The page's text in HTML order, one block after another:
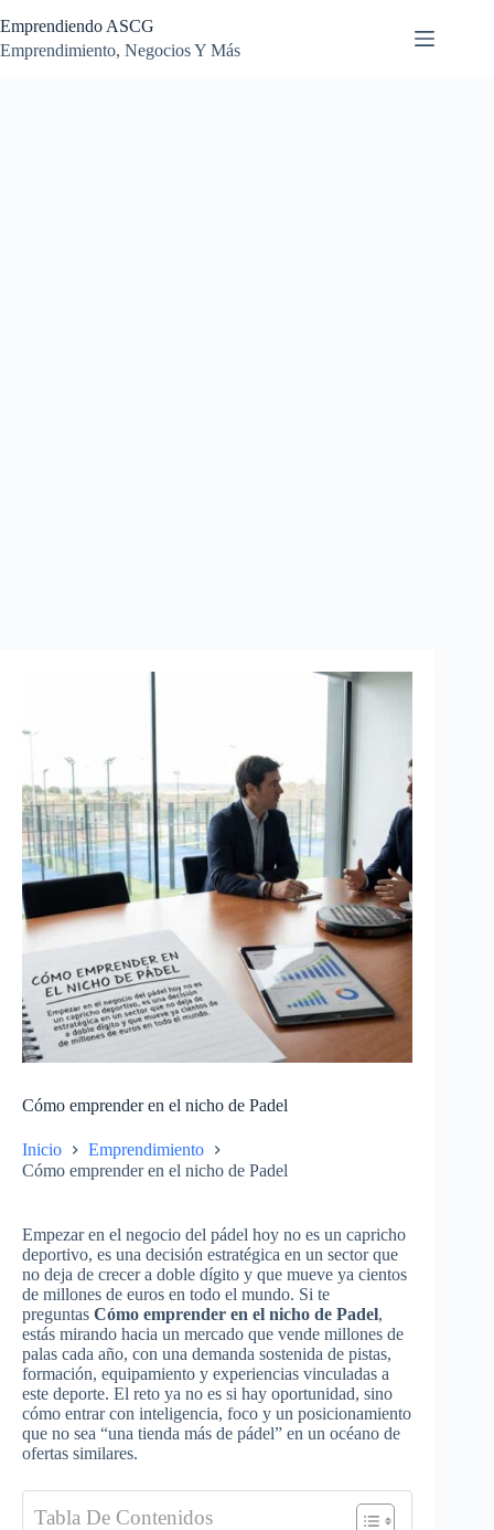
al
contenido
Emprendiendo ASCG
Emprendimiento, Negocios Y Más
Cómo emprender en el nicho de Padel
Inicio
Emprendimiento
Cómo emprender en el nicho de Padel
Empezar en el negocio del pádel hoy no es un capricho
deportivo, es una decisión estratégica en un sector que
no deja de crecer a doble dígito y que mueve ya cientos
de millones de euros en todo el mundo. Si te
preguntas Cómo emprender en el nicho de Padel,
estás mirando hacia un mercado que vende millones de
palas cada año, con una demanda sostenida de pistas,
formación, equipamiento y experiencias vinculadas a
este deporte. El reto ya no es si hay oportunidad, sino
cómo entrar con inteligencia, foco y un posicionamiento
que no sea “una tienda más de pádel” en un océano de
ofertas similares.​
Tabla De Contenidos